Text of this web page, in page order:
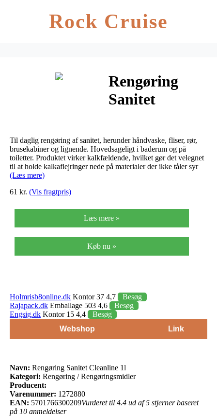
Rock Cruise
Rengøring
Sanitet
Til daglig rengøring af sanitet, herunder håndvaske, fliser, rør,
brusekabiner og lignende. Hovedsageligt i baderum og på
toiletter. Produktet virker kalkfældende, hvilket gør det velegnet
til at holde kalkaflejringer nede på materialer der ikke tåler syr
(Læs mere)
61 kr. (Vis fragtpris)
Læs mere »
Køb nu »
Holmrisb8online.dk Kontor 37 4,7
Besøg
Rajapack.dk Emballage 503 4,6
Besøg
Engsig.dk Kontor 15 4,4
Besøg
Webshop
Link
Navn: Rengøring Sanitet Cleanline 1l
Kategori: Rengøring / Rengøringsmidler
Producent:
Varenummer: 1272880
EAN: 5701766300209Vurderet til 4.4 ud af 5 stjerner baseret
på 10 anmeldelser